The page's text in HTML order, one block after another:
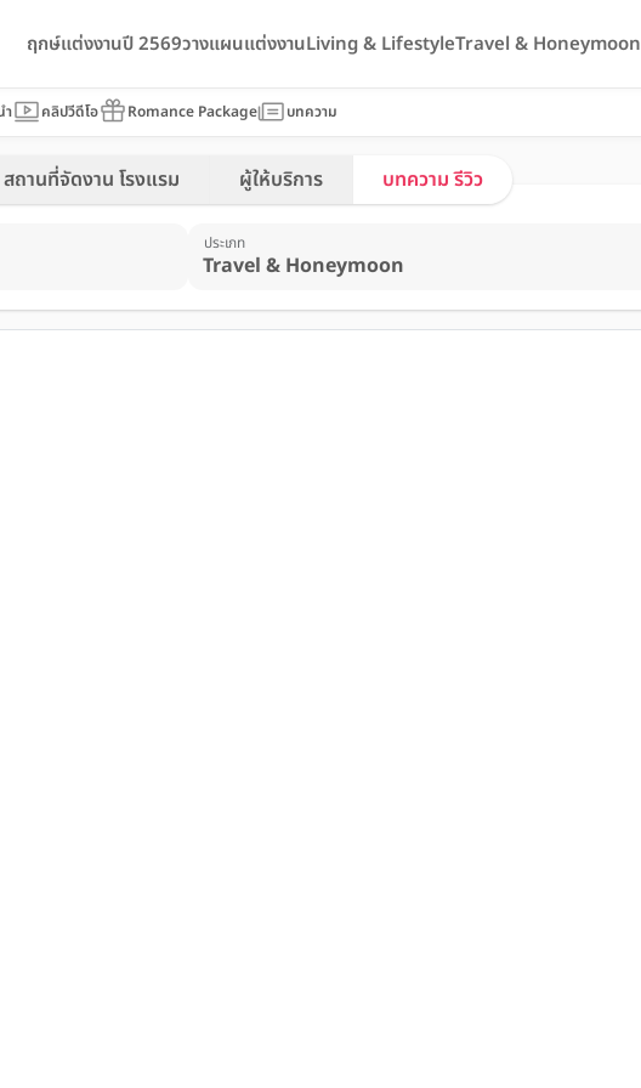
ฤกษ์แต่งงานปี 2569วางแผนแต่งงานLiving & LifestyleTravel & Honeymoon
ำ คลิปวีดีโอ Romance Package บทความ
สถานที่จัดงาน โรงแรม ผู้ให้บริการ บทความ รีวิว
ประเภท